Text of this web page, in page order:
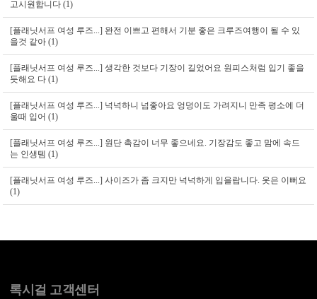
고시원합니다 (1)
[플래닛서프 여성 루즈...] 완전 이쁘고 편해서 기분 좋은 크루즈여행이 될 수 있
을것 같아 (1)
[플래닛서프 여성 루즈...]생각한 것보다 기장이 길었어요 원피스처럼 입기 좋을
듯해요 다 (1)
[플래닛서프 여성 루즈...] 넉넉하니 넘좋아요 엉덩이도 가려지니 만족 평소에 더
울때 입어 (1)
[플래닛서프 여성 루즈...] 원단 촉감이 너무 좋으네요. 기장감도 좋고 맘에 속드
는 인생템 (1)
[플래닛서프 여성 루즈...]사이즈가 좀 크지만 넉넉하게 입을랍니다. 옷은 이뻐요
(1)
록시걸 고객센터